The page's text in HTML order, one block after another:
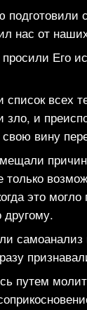
подготовили
нас от
Его
список всех
зло, и
свою вину
только
это
самоанализ
путем